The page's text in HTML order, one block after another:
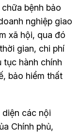
bệnh bảo
nghiệp giao
xã hội, qua đó
gian, chi phí
tục hành chính
bảo hiểm thất
các nội
Chính phủ,